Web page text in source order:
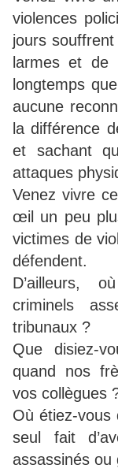
violences
jours
larmes et de
longtemps
aucune
la différence
et sachant
attaques
Venez vivre
œil un peu
victimes de
défendent.
D’ailleurs,
criminels
tribunaux ?
Que disiez-
quand nos
vos collègues
Où étiez-vous
seul fait
assassinés ou